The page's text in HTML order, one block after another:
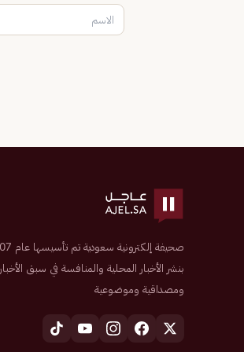
بنشر الأخبار المحلية والمنافسة في سبق
ومصداقية وموضوعية